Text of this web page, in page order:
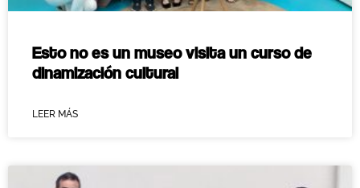
Esto no es un museo visita un curso de
dinamización cultural
LEER MÁS